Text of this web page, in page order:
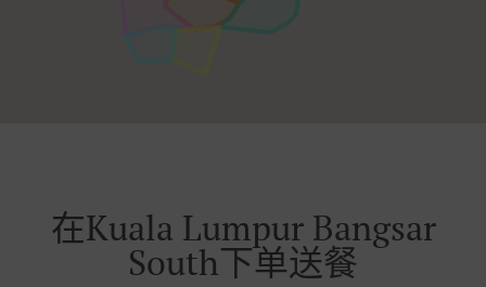
在Kuala Lumpur Bangsar
South下单送餐